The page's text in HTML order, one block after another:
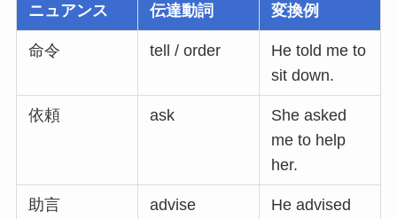
ニュアンス 伝達動詞 変換例
命令 tell / order
He told me to
sit down.
依頼 ask
She asked
me to help
her.
助言 advise
He advised